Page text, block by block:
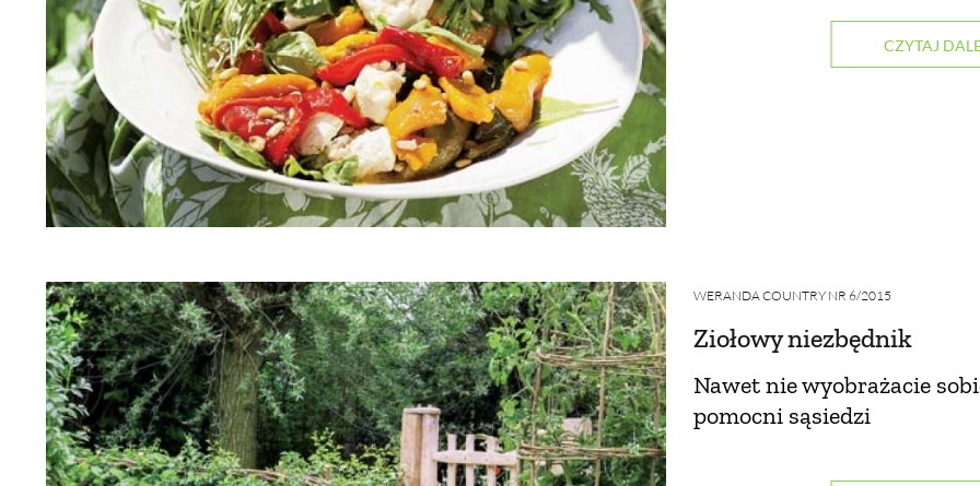
CZYTAJ
WERANDA COUNTRY NR 6/2015
Ziołowy niezbędnik
Nawet nie wyobrażacie
pomocni sąsiedzi